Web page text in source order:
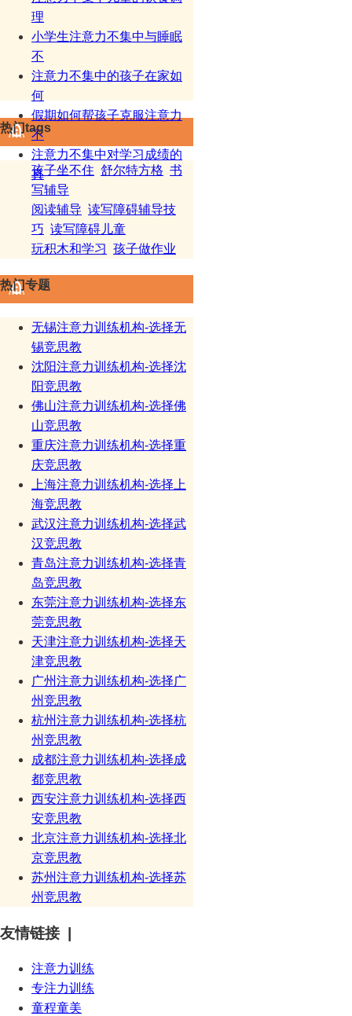
理
小学生注意力不集中与睡眠
不
注意力不集中的孩子在家如
何
假期如何帮孩子克服注意力
不
注意力不集中对学习成绩的
真
热门tags
孩子坐不住 舒尔特方格 书
写辅导
阅读辅导 读写障碍辅导技
巧 读写障碍儿童
玩积木和学习 孩子做作业
热门专题
无锡注意力训练机构-选择无
锡竞思教
沈阳注意力训练机构-选择沈
阳竞思教
佛山注意力训练机构-选择佛
山竞思教
重庆注意力训练机构-选择重
庆竞思教
上海注意力训练机构-选择上
海竞思教
武汉注意力训练机构-选择武
汉竞思教
青岛注意力训练机构-选择青
岛竞思教
东莞注意力训练机构-选择东
莞竞思教
天津注意力训练机构-选择天
津竞思教
广州注意力训练机构-选择广
州竞思教
杭州注意力训练机构-选择杭
州竞思教
成都注意力训练机构-选择成
都竞思教
西安注意力训练机构-选择西
安竞思教
北京注意力训练机构-选择北
京竞思教
苏州注意力训练机构-选择苏
州竞思教
友情链接 |
注意力训练
专注力训练
童程童美